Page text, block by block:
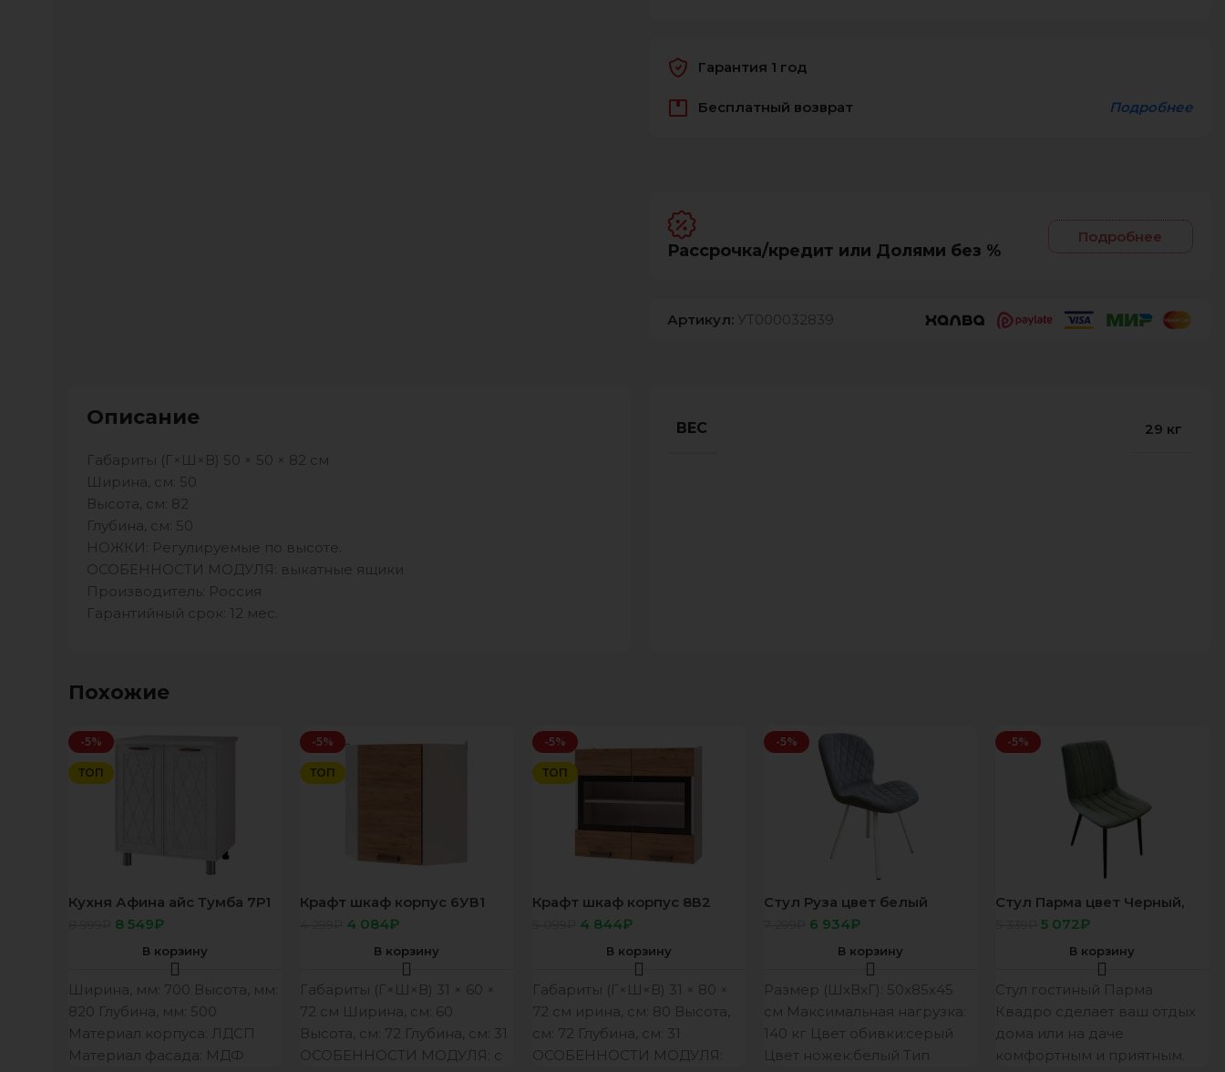
Гарантия 1 год
Бесплатный возврат Подробнее
Рассрочка/кредит или Долями без %
Подробнее
Артикул: УТ000032839
Описание
Габариты (Г×Ш×В) 50 × 50 × 82 см
Ширина, см: 50
Высота, см: 82
Глубина, см: 50
НОЖКИ: Регулируемые по высоте.
ОСОБЕННОСТИ МОДУЛЯ: выкатные ящики
Производитель: Россия
Гарантийный срок: 12 мес.
ВЕС 29 кг
Похожие
-5%
ТОП
Кухня Афина айс Тумба 7Р1
корп белый, фасад 7Р1
8 549₽
В корзину
Ширина, мм: 700 Высота, мм:
820 Глубина, мм: 500
Материал корпуса: ЛДСП
Материал фасада: МДФ
-5%
ТОП
Крафт шкаф корпус 6УВ1
фасад 6УВ1
4 084₽
В корзину
Габариты (Г×Ш×В) 31 × 60 ×
72 см Ширина, см: 60
Высота, см: 72 Глубина, см: 31
ОСОБЕННОСТИ МОДУЛЯ: с
-5%
ТОП
Крафт шкаф корпус 8В2
фасад 8В2
4 844₽
В корзину
Габариты (Г×Ш×В) 31 × 80 ×
72 см ирина, см: 80 Высота,
см: 72 Глубина, см: 31
ОСОБЕННОСТИ МОДУЛЯ:
-5%
Стул Руза цвет белый
сиденье ткань Велюр/БЭСТ
6 934₽
В корзину
Размер (ШхВхГ): 50х85х45
см Максимальная нагрузка:
140 кг Цвет обивки:серый
Цвет ножек:белый Тип
-5%
Стул Парма цвет Черный,
сидение ткань Велюр 11
5 072₽
В корзину
Стул гостиный Парма
Квадро сделает ваш отдых
дома или на даче
комфортным и приятным.